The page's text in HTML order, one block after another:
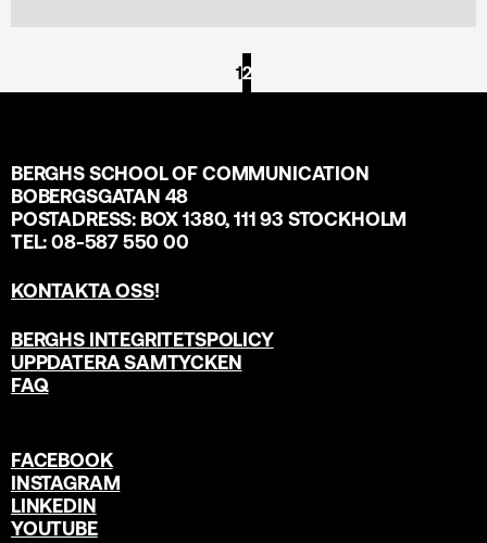
12
BERGHS SCHOOL OF COMMUNICATION
BOBERGSGATAN 48
POSTADRESS: BOX 1380, 111 93 STOCKHOLM
TEL: 08-587 550 00
KONTAKTA OSS!
BERGHS INTEGRITETSPOLICY
UPPDATERA SAMTYCKEN
FAQ
FACEBOOK
INSTAGRAM
LINKEDIN
YOUTUBE